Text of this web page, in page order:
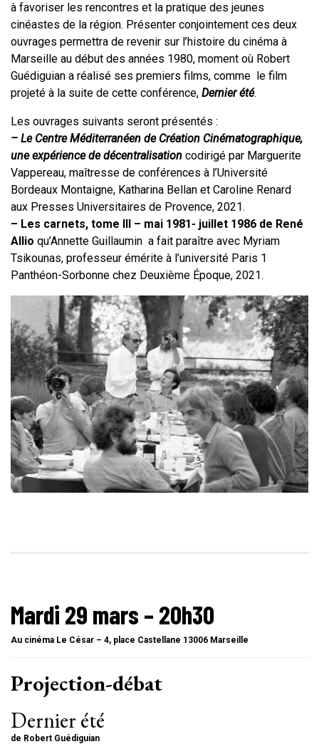
à favoriser les rencontres et la pratique des jeunes
cinéastes de la région. Présenter conjointement ces deux
ouvrages permettra de revenir sur l’histoire du cinéma à
Marseille au début des années 1980, moment où Robert
Guédiguian a réalisé ses premiers films, comme le film
projeté à la suite de cette conférence, Dernier été.
Les ouvrages suivants seront présentés :
– Le Centre Méditerranéen de Création Cinématographique,
une expérience de décentralisation codirigé par Marguerite
Vappereau, maîtresse de conférences à l’Université
Bordeaux Montaigne, Katharina Bellan et Caroline Renard
aux Presses Universitaires de Provence, 2021.
– Les carnets, tome III – mai 1981- juillet 1986 de René
Allio qu’Annette Guillaumin a fait paraître avec Myriam
Tsikounas, professeur émérite à l’université Paris 1
Panthéon-Sorbonne chez Deuxième Époque, 2021.
Mardi 29 mars – 20h30
Au cinéma Le César – 4, place Castellane 13006 Marseille
Projection-débat
Dernier été
de Robert Guédiguian